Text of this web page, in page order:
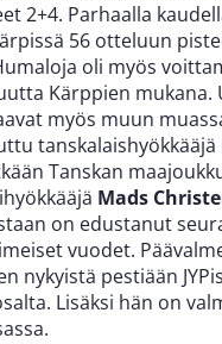
2+4. Parhaalla
56 otteluun
oli myös
Kärppien mukana.
myös muun
tanskalaishyökkääjä
Tanskan
Mads
on edustanut
vuodet.
nykyistä pestiään
Lisäksi hän on